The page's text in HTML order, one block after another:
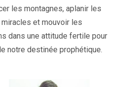
les montagnes, aplanir les
et mouvoir les
dans une attitude fertile pour
notre destinée prophétique.